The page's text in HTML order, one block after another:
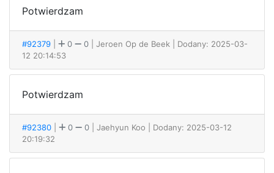
Potwierdzam
#92379 0 0 | Jeroen Op de Beek
| Dodany: 2025-03-
12 20:14:53
Potwierdzam
#92380 0 0 | Jaehyun Koo
| Dodany: 2025-03-12
20:19:32